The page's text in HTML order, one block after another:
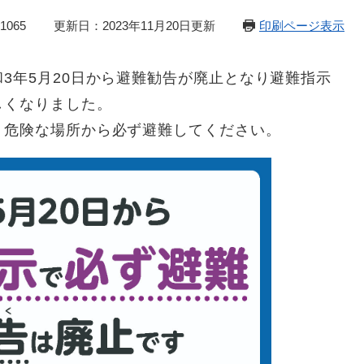
更新日：2023年11月20日更新 印刷ページ表示
5月20日から避難勧告が廃止となり避難指示
なりました。
な場所から必ず避難してください。